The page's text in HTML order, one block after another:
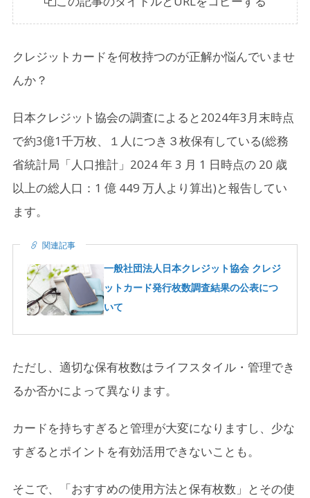
クレジットカードを何枚持つのが正解か悩んでいませ
んか？
日本クレジット協会の調査によると2024年3月末時点
で約3億1千万枚、１人につき３枚保有している(総務
省統計局「人口推計」2024 年 3 月 1 日時点の 20 歳
以上の総人口：1 億 449 万人より算出)と報告してい
ます。
関連記事
一般社団法人日本クレジット協会 クレジ
ットカード発行枚数調査結果の公表につ
いて
ただし、適切な保有枚数はライフスタイル・管理でき
るか否かによって異なります。
カードを持ちすぎると管理が大変になりますし、少な
すぎるとポイントを有効活用できないことも。
そこで、「おすすめの使用方法と保有枚数」とその使